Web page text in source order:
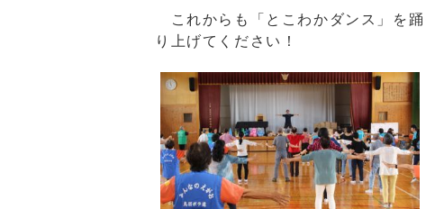
これからも「とこわかダンス」を
り上げてください！